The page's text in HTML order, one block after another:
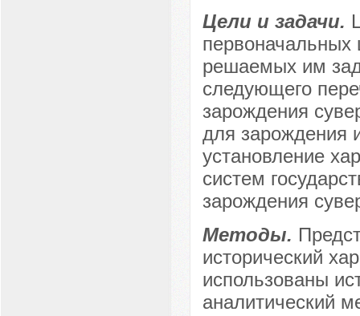
Цели и задачи.
первоначальных
решаемых им
следующего
зарождения
для зарождения
установление
систем
зарождения
Методы.
исторический
использованы
аналитический